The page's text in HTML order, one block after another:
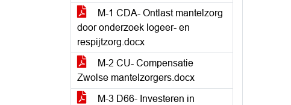
M-1 CDA- Ontlast mantelzorg
door onderzoek logeer- en
respijtzorg.docx
M-2 CU- Compensatie
Zwolse mantelzorgers.docx
M-3 D66- Investeren in